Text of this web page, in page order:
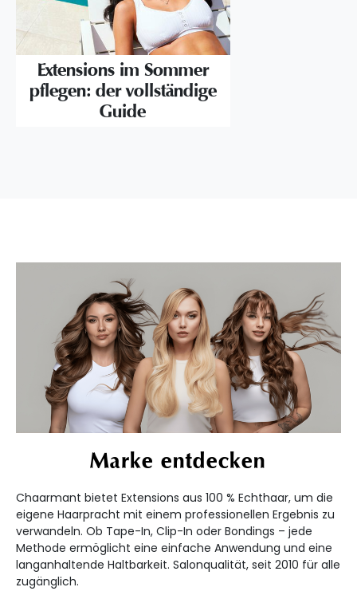
Extensions im Sommer
pflegen: der vollständige
Guide
Marke entdecken
Chaarmant bietet Extensions aus 100 % Echthaar, um die
eigene Haarpracht mit einem professionellen Ergebnis zu
verwandeln. Ob Tape-In, Clip-In oder Bondings – jede
Methode ermöglicht eine einfache Anwendung und eine
langanhaltende Haltbarkeit. Salonqualität, seit 2010 für alle
zugänglich.